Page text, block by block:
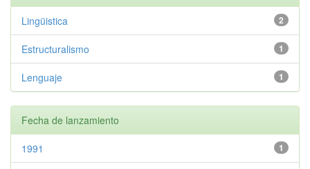
2
Lingüistica
1
Estructuralismo
1
Lenguaje
Fecha de lanzamiento
1
1991